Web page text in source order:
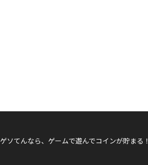
ゲソてんなら、ゲームで遊んでコインが貯まる！